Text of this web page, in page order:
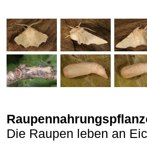
Die Raupen leben an